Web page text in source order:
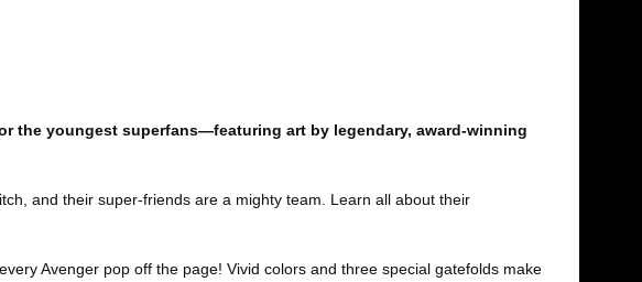
the youngest superfans—featuring art by legendary, award-winning
and their super-friends are a mighty team. Learn all about their
Avenger pop off the page! Vivid colors and three special gatefolds make